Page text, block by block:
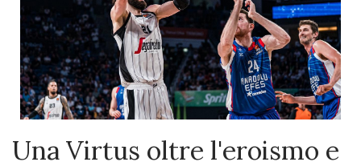
Una Virtus oltre l'eroismo e